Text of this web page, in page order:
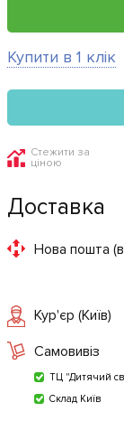
Купити в 1 клік
Стежити за
ціною
Доставка
Нова пошта
Кур'єр (Київ)
Самовивіз
ТЦ "Дитячий
Склад Київ